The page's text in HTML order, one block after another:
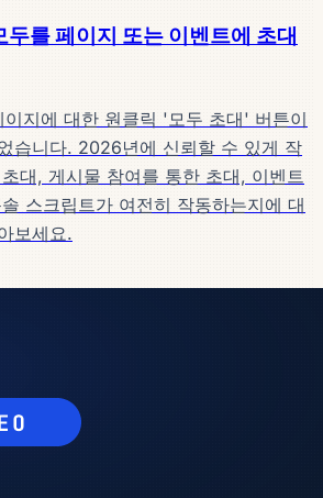
를 페이지 또는 이벤트에 초대
지에 대한 원클릭 '모두 초대' 버튼이
습니다. 2026년에 신뢰할 수 있게 작
대, 게시물 참여를 통한 초대, 이벤트
스크립트가 여전히 작동하는지에 대
보세요.